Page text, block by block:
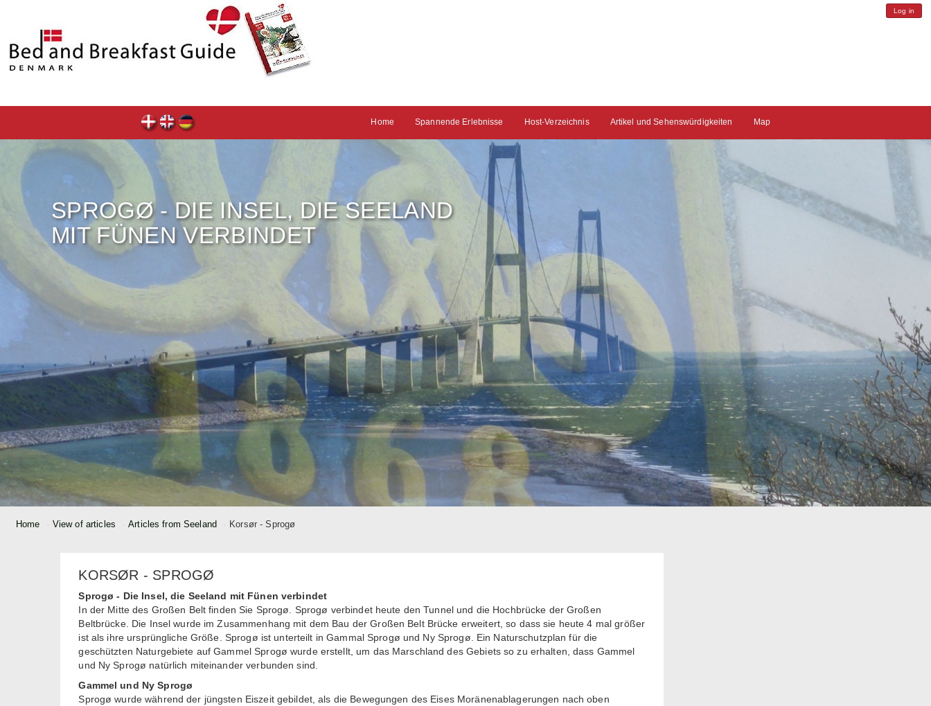
Log in
Home Spannende Erlebnisse Host-Verzeichnis Artikel und Sehenswürdigkeiten Map
SPROGØ - DIE INSEL, DIE SEELAND
MIT FÜNEN VERBINDET
Home View of articles Articles from Seeland Korsør - Sprogø
KORSØR - SPROGØ
Sprogø - Die Insel, die Seeland mit Fünen verbindet
In der Mitte des Großen Belt finden Sie Sprogø. Sprogø verbindet heute den Tunnel und die Hochbrücke der Großen
Beltbrücke. Die Insel wurde im Zusammenhang mit dem Bau der Großen Belt Brücke erweitert, so dass sie heute 4 mal größer
ist als ihre ursprüngliche Größe. Sprogø ist unterteilt in Gammal Sprogø und Ny Sprogø. Ein Naturschutzplan für die
geschützten Naturgebiete auf Gammel Sprogø wurde erstellt, um das Marschland des Gebiets so zu erhalten, dass Gammel
und Ny Sprogø natürlich miteinander verbunden sind.
Gammel und Ny Sprogø
Sprogø wurde während der jüngsten Eiszeit gebildet, als die Bewegungen des Eises Moränenablagerungen nach oben